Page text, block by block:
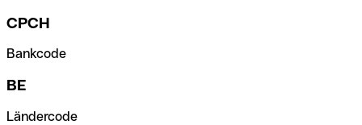
CPCH
Bankcode
BE
Ländercode